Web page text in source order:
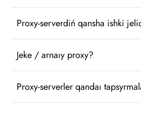
Proxy-serverdiń qansha ishki
Jeke / arnaıy proxy?
Proxy-serverler qandaı